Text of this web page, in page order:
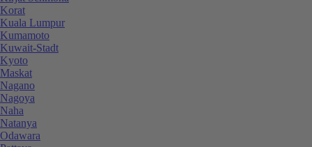
Korat
Kuala Lumpur
Kumamoto
Kuwait-Stadt
Kyoto
Maskat
Nagano
Nagoya
Naha
Natanya
Odawara